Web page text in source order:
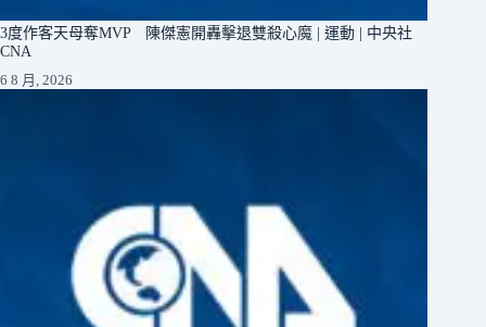
3度作客天母奪MVP 陳傑憲開轟擊退雙殺心魔 | 運動 | 中央社
CNA
6 8 月, 2026